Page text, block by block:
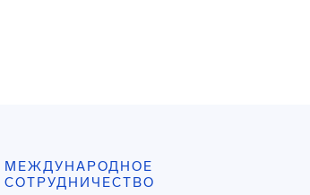
МЕЖДУНАРОДНОЕ
СОТРУДНИЧЕСТВО